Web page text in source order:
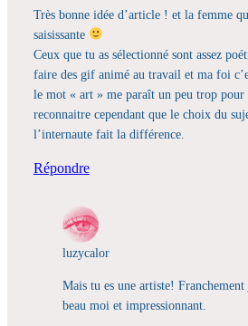
Très bonne idée d’article ! et la femme
saisissante
Ceux que tu as sélectionné sont assez
faire des gif animé au travail et ma foi
le mot « art » me paraît un peu trop pour
reconnaitre cependant que le choix du
l’internaute fait la différence.
Répondre
luzycalor
Mais tu es une artiste!
beau moi et impressionnant.